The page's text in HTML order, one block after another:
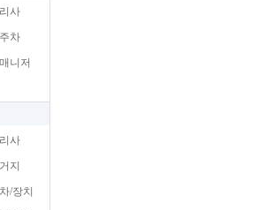
사
주차
매니저
사
지
/장치